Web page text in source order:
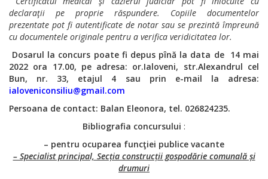
declaraţii pe proprie răspundere. Copiile documentelor
prezentate pot fi autentificate de notar sau se prezintă împreună
cu documentele originale pentru a verifica veridicitatea lor.
Dosarul la concurs poate fi depus pînă la data de 14 mai
2022 ora 17.00, pe adresa: or.Ialoveni, str.Alexandrul cel
Bun, nr. 33,
etajul 4 sau prin e-mail la adresa:
ialoveniconsiliu@gmail.com
Persoana de contact: Balan Eleonora, tel. 026824235.
Bibliografia concursului :
– pentru ocuparea funcţiei publice vacante
– Specialist principal, Secția construcții gospodărie comunală și
drumuri